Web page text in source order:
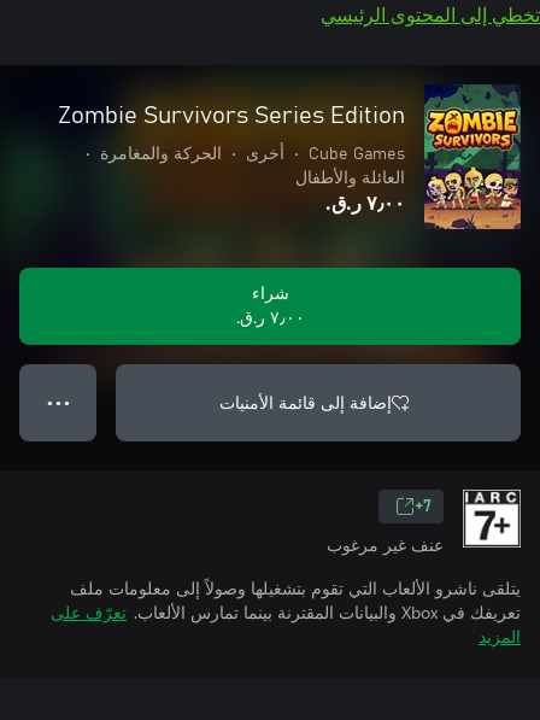
تخطي إلى المحتوى الرئيسي
Zombie Survivors Series Edition
Cube Games
• أخرى • الحركة والمغامرة
•
العائلة والأطفال
٧٫٠٠ ر.ق.‏
شراء
٧٫٠٠ ر.ق.‏
إضافة إلى قائمة الأمنيات ● ● ●
7+
عنف غير مرغوب
يتلقى ناشرو الألعاب التي تقوم بتشغيلها وصولاً إلى معلومات ملف
تعريفك في Xbox والبيانات المقترنة بينما تمارس الألعاب.
تعرّف على
المزيد